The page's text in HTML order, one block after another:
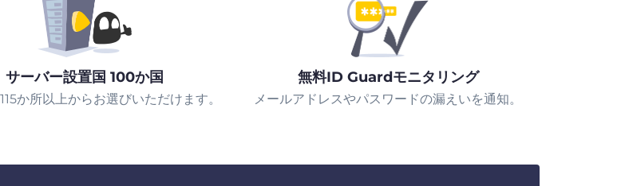
サーバー設置国 100か国
か所以上からお選びいただけます。
無料ID Guardモニタリング
メールアドレスやパスワードの漏えいを通知。